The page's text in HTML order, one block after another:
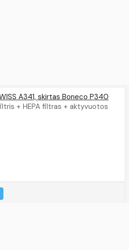
A341, skirtas Boneco P340
+ HEPA filtras + aktyvuotos